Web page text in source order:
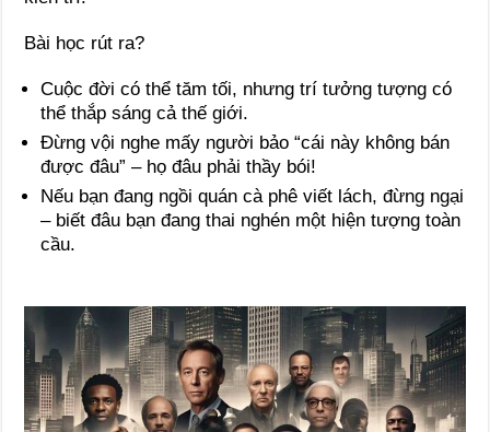
Bài học rút ra?
Cuộc đời có thể tăm tối, nhưng trí tưởng tượng có
thể thắp sáng cả thế giới.
Đừng vội nghe mấy người bảo “cái này không bán
được đâu” – họ đâu phải thầy bói!
Nếu bạn đang ngồi quán cà phê viết lách, đừng ngại
– biết đâu bạn đang thai nghén một hiện tượng toàn
cầu.